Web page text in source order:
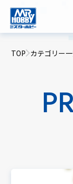
TOP カテゴリー